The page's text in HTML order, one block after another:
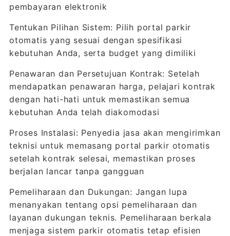
pembayaran elektronik
Tentukan Pilihan Sistem: Pilih portal parkir
otomatis yang sesuai dengan spesifikasi
kebutuhan Anda, serta budget yang dimiliki
Penawaran dan Persetujuan Kontrak: Setelah
mendapatkan penawaran harga, pelajari kontrak
dengan hati-hati untuk memastikan semua
kebutuhan Anda telah diakomodasi
Proses Instalasi: Penyedia jasa akan mengirimkan
teknisi untuk memasang portal parkir otomatis
setelah kontrak selesai, memastikan proses
berjalan lancar tanpa gangguan
Pemeliharaan dan Dukungan: Jangan lupa
menanyakan tentang opsi pemeliharaan dan
layanan dukungan teknis. Pemeliharaan berkala
menjaga sistem parkir otomatis tetap efisien